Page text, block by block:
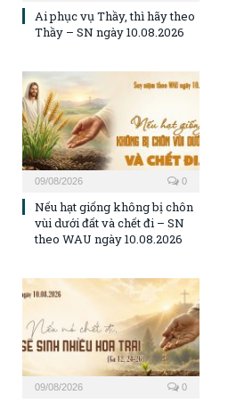
Ai phục vụ Thầy, thì hãy theo
Thầy – SN ngày 10.08.2026
09/08/2026 0
Nếu hạt giống không bị chôn
vùi dưới đất và chết đi – SN
theo WAU ngày 10.08.2026
09/08/2026 0